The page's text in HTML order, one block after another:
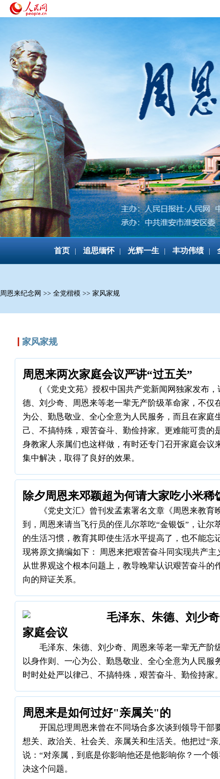
首页 追思缅怀 光辉一生 丰功伟绩
周恩来纪念网 >> 全党楷模 >> 家风家规
家风家规
周恩来两次家庭会议严讲“过五关”
(《党史文苑》授权中国共产党新闻网独家发布
德、刘少奇、周恩来等老一辈无产阶级革命家，不仅
为公、勤恳敬业、全心全意为人民服务，而且在家庭
己、不搞特殊，艰苦奋斗、勤俭持家。更难能可贵的
身教家人亲属们也这样做，有时还专门召开家庭会议
集中解决，取得了良好的效果。
除夕周恩来邓颖超为何请大家吃小米稀
《党史文汇》曾刊发孟素署名文章《周恩来教育
到，周恩来请当飞行员的侄儿尔萃吃“金银饭”，让尔
的生活习惯，教育其即使生活水平提高了，也不能忘
现将原文摘编如下： 周恩来把艰苦奋斗同实现共产
从世界观这个根本问题上，教导晚辈认识艰苦奋斗的
向的辩证关系。
毛泽东、朱德、刘少
家庭会议
毛泽东、朱德、刘少奇、周恩来等老一辈无产阶
以身作则、一心为公、勤恳敬业、全心全意为人民服
时时处处严以律己、不搞特殊，艰苦奋斗、勤俭持家
周恩来是如何过好"亲属关"的
开国总理周恩来曾在不同场合多次谈到领导干部
想关、政治关、社会关、亲属关和生活关。他把过“
说：“对亲属，到底是你影响他还是他影响你？一个
决这个问题。